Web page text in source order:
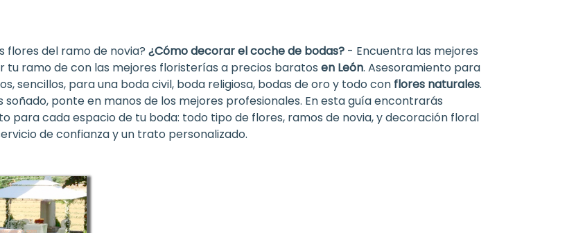
flores del ramo de novia? ¿Cómo decorar el coche de bodas? - Encuentra las mejores
ramo de con las mejores floristerías a precios baratos en León. Asesoramiento para
sencillos, para una boda civil, boda religiosa, bodas de oro y todo con flores naturales.
ponte en manos de los mejores profesionales. En esta guía encontrarás
para cada espacio de tu boda: todo tipo de flores, ramos de novia, y decoración floral
de confianza y un trato personalizado.